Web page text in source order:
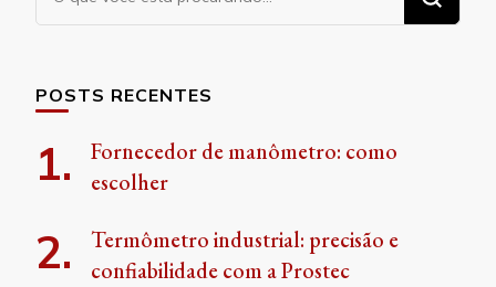
algo?
POSTS RECENTES
Fornecedor de manômetro: como
escolher
Termômetro industrial: precisão e
confiabilidade com a Prostec